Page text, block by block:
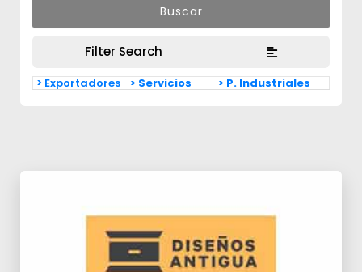
Filter Search
> Exportadores > Servicios > P. Industriales